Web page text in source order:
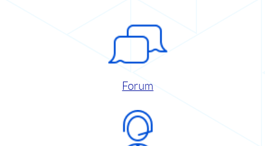
Forum